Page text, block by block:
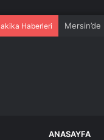
Haberleri Mersin’de
ANASAYFA